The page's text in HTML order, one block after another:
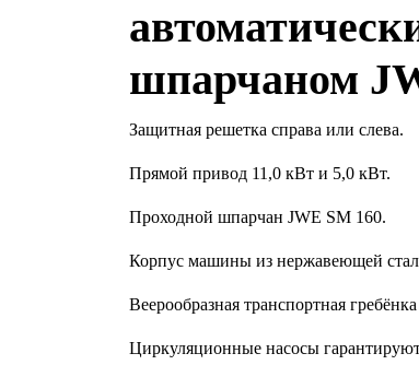
шпарчаном
Защитная решетка справа или слева.
Прямой привод 11,0 кВт и 5,0 кВт.
Проходной шпарчан JWE SM 160.
Корпус машины из нержавеющей
Веерообразная транспортная
Циркуляционные насосы